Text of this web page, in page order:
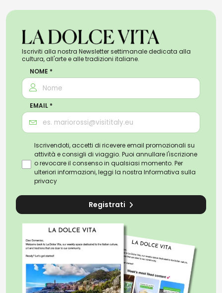
Iscriviti alla nostra Newsletter settimanale dedicata alla
cultura, all'arte e alle tradizioni italiane.
NOME *
EMAIL *
Iscrivendoti, accetti di ricevere email promozionali su
attività e consigli di viaggio. Puoi annullare l'iscrizione
o revocare il consenso in qualsiasi momento. Per
ulteriori informazioni, leggi la nostra Informativa sulla
privacy
Registrati